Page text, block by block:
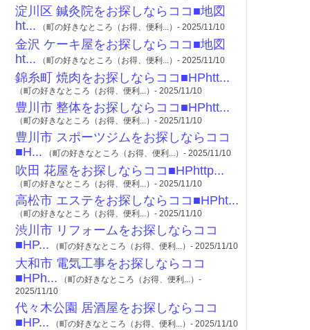
淀川区 鍼灸院をお探しならココ■地図
ht... （町の好きなところ（お得、便利...）- 2025/11/10
金沢 ケーキ屋をお探しならココ■地図
ht... （町の好きなところ（お得、便利...）- 2025/11/10
錦糸町 焼肉をお探しならココ■HPhtt...
（町の好きなところ（お得、便利...）- 2025/11/10
豊川市 整体をお探しならココ■HPhtt...
（町の好きなところ（お得、便利...）- 2025/11/10
豊川市 スポーツジムをお探しならココ
■H... （町の好きなところ（お得、便利...）- 2025/11/10
吹田 花屋をお探しならココ■HPhttp...
（町の好きなところ（お得、便利...）- 2025/11/10
高松市 エステをお探しならココ■HPht...
（町の好きなところ（お得、便利...）- 2025/11/10
渋川市 リフォームをお探しならココ
■HP... （町の好きなところ（お得、便利...）- 2025/11/10
大和市 電気工事をお探しならココ
■HPh... （町の好きなところ（お得、便利...）-
2025/11/10
代々木公園 居酒屋をお探しならココ
■HP... （町の好きなところ（お得、便利...）- 2025/11/10